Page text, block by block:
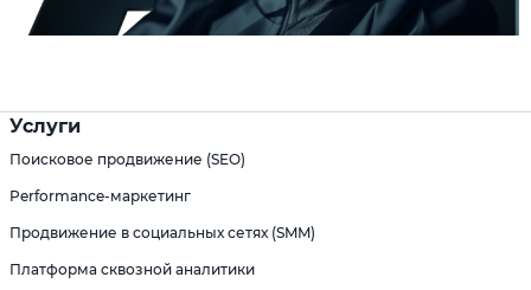
Услуги
Поисковое продвижение (SEO)
Performance-маркетинг
Продвижение в социальных сетях (SMM)
Платформа сквозной аналитики